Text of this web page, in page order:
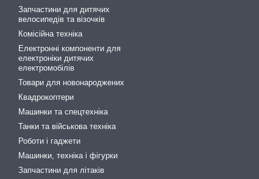
Запчастини для дитячих
велосипедів та візочків
Комісійна техніка
Електронні компоненти для
електроніки дитячих
електромобілів
Товари для новонароджених
Квадрокоптери
Машинки та спецтехніка
Танки та військова техніка
Роботи і гаджети
Машинки, техніка і фігурки
Запчастини для літаків